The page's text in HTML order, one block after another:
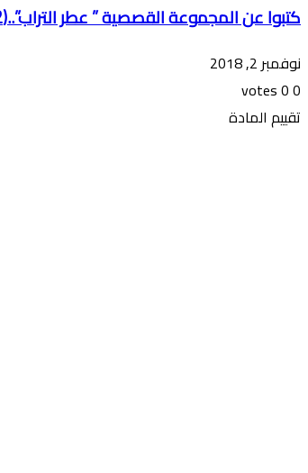
كتبوا عن المجموعة القصصية ” عطر التراب”..(2)
نوفمبر 2, 2018
0
0
votes
تقييم المادة